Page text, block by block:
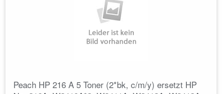
Peach HP 216 A 5 Toner (2*bk, c/m/y) ersetzt HP